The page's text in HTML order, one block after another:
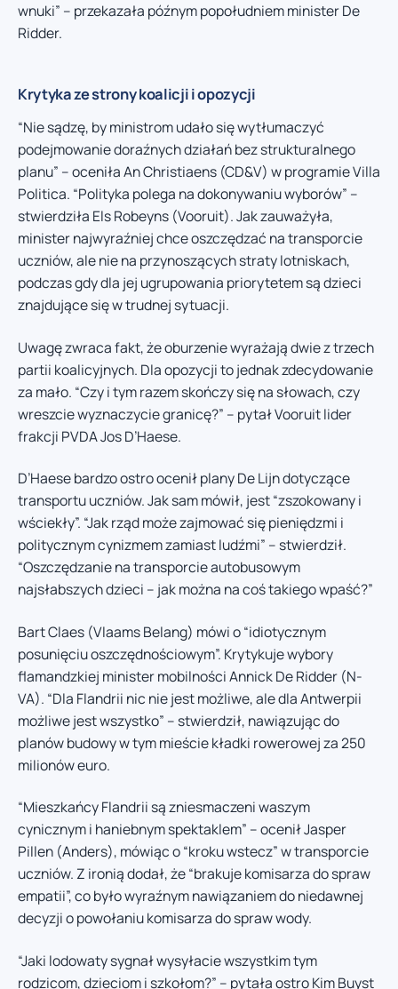
wnuki” – przekazała późnym popołudniem minister De
Ridder.
Krytyka ze strony koalicji i opozycji
“Nie sądzę, by ministrom udało się wytłumaczyć
podejmowanie doraźnych działań bez strukturalnego
planu” – oceniła An Christiaens (CD&V) w programie Villa
Politica. “Polityka polega na dokonywaniu wyborów” –
stwierdziła Els Robeyns (Vooruit). Jak zauważyła,
minister najwyraźniej chce oszczędzać na transporcie
uczniów, ale nie na przynoszących straty lotniskach,
podczas gdy dla jej ugrupowania priorytetem są dzieci
znajdujące się w trudnej sytuacji.
Uwagę zwraca fakt, że oburzenie wyrażają dwie z trzech
partii koalicyjnych. Dla opozycji to jednak zdecydowanie
za mało. “Czy i tym razem skończy się na słowach, czy
wreszcie wyznaczycie granicę?” – pytał Vooruit lider
frakcji PVDA Jos D’Haese.
D’Haese bardzo ostro ocenił plany De Lijn dotyczące
transportu uczniów. Jak sam mówił, jest “zszokowany i
wściekły”. “Jak rząd może zajmować się pieniędzmi i
politycznym cynizmem zamiast ludźmi” – stwierdził.
“Oszczędzanie na transporcie autobusowym
najsłabszych dzieci – jak można na coś takiego wpaść?”
Bart Claes (Vlaams Belang) mówi o “idiotycznym
posunięciu oszczędnościowym”. Krytykuje wybory
flamandzkiej minister mobilności Annick De Ridder (N-
VA). “Dla Flandrii nic nie jest możliwe, ale dla Antwerpii
możliwe jest wszystko” – stwierdził, nawiązując do
planów budowy w tym mieście kładki rowerowej za 250
milionów euro.
“Mieszkańcy Flandrii są zniesmaczeni waszym
cynicznym i haniebnym spektaklem” – ocenił Jasper
Pillen (Anders), mówiąc o “kroku wstecz” w transporcie
uczniów. Z ironią dodał, że “brakuje komisarza do spraw
empatii”, co było wyraźnym nawiązaniem do niedawnej
decyzji o powołaniu komisarza do spraw wody.
“Jaki lodowaty sygnał wysyłacie wszystkim tym
rodzicom, dzieciom i szkołom?” – pytała ostro Kim Buyst